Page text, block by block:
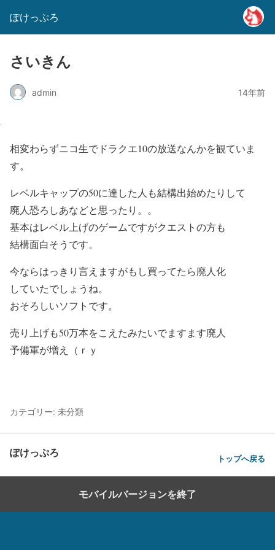
ぽけっぷろ
さいきん
admin 14年前
相変わらずニコ生でドラクエ10の放送なんかを観ていま
す。
レベルキャップの50に達した人も結構出始めたりして
廃人恐ろしあなどと思ったり。。
基本はレベル上げのゲームですがクエストの方も
結構面白そうです。
今ならはっきり言えますがもし買ってたら廃人化
していたでしょうね。
おそろしいソフトです。
売り上げも50万本をこえたみたいでますます廃人
予備軍が増え（ｒｙ
カテゴリー: 未分類
ぽけっぷろ トップへ戻る
モバイルバージョンを終了